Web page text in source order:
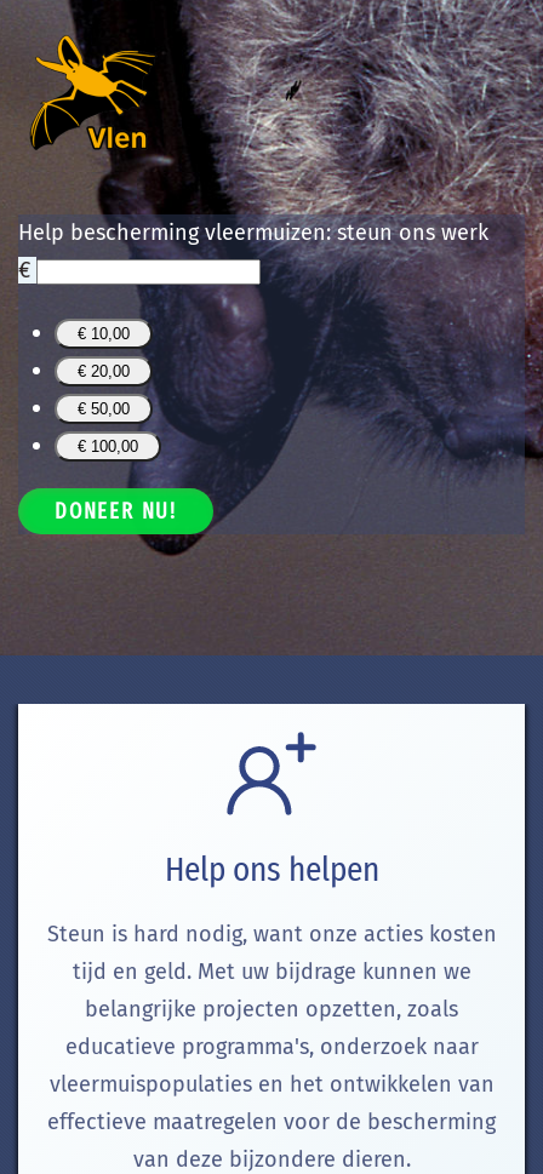
Help bescherming vleermuizen: steun ons werk
€
€ 10,00
€ 20,00
€ 50,00
€ 100,00
DONEER NU!
Help ons helpen
Steun is hard nodig, want onze acties kosten
tijd en geld. Met uw bijdrage kunnen we
belangrijke projecten opzetten, zoals
educatieve programma's, onderzoek naar
vleermuispopulaties en het ontwikkelen van
effectieve maatregelen voor de bescherming
van deze bijzondere dieren.